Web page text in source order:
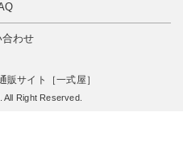
合わせ
販サイト［一式屋］
All Right Reserved.